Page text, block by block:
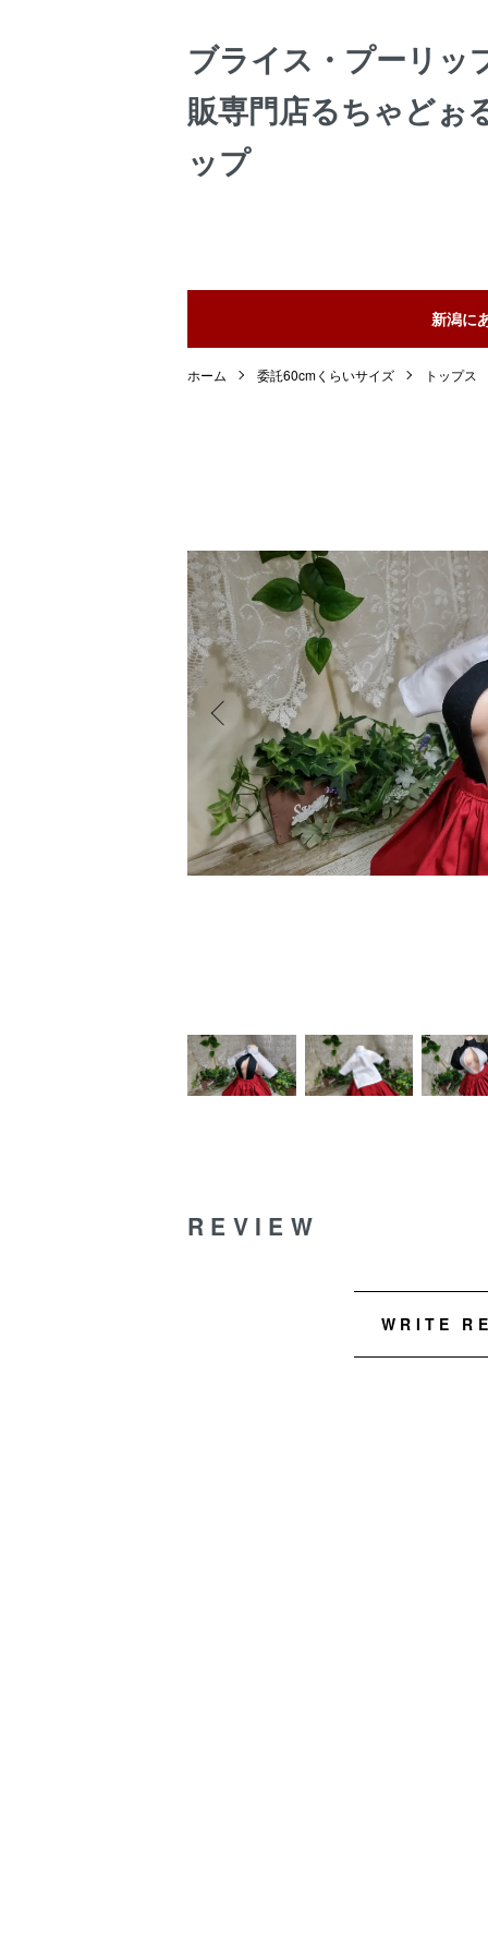
ブライス・プーリッ
販専門店るちゃどぉ
ップ
新潟に
ホーム 委託60cmくらいサイズ トップス
REVIEW
WRITE